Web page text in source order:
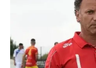
MONDO
POLITICA